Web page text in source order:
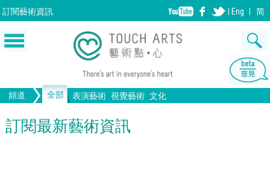
訂閱藝術資訊 Eng 简
頻道 全部 表演藝術 視覺藝術 文化
音樂 舞蹈
歌劇/音樂劇
中國戲曲
繪畫 畫圖
手工藝
雕塑
生活 文物
訂閱最新藝術資訊